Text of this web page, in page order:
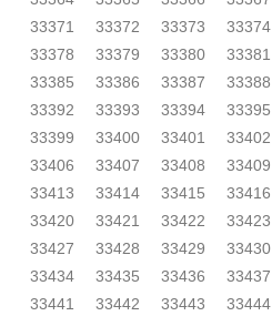
33371
33372 33373 33374
33378
33379 33380 33381
33385
33386 33387 33388
33392
33393 33394 33395
33399
33400 33401 33402
33406
33407 33408 33409
33413
33414 33415 33416
33420
33421 33422 33423
33427
33428 33429 33430
33434
33435 33436 33437
33441
33442 33443 33444